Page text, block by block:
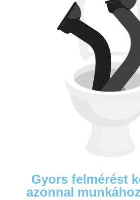
Gyors felmérést
azonnal